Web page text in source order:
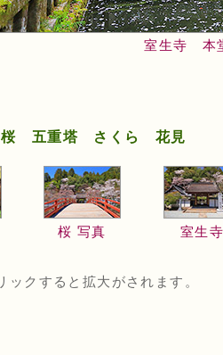
室生寺
桜 五重塔 さくら 花見
桜 写真 室生
ックすると拡大がされます。